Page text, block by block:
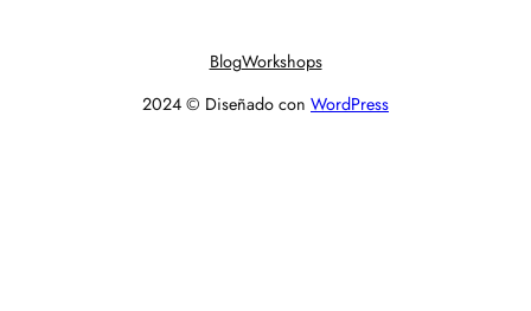
BlogWorkshops
2024 © Diseñado con WordPress